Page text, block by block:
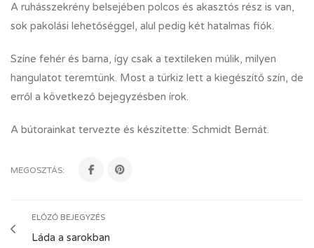
A ruhásszekrény belsejében polcos és akasztós rész is van,
sok pakolási lehetőséggel, alul pedig két hatalmas fiók.
Színe fehér és barna, így csak a textileken múlik, milyen
hangulatot teremtünk. Most a türkiz lett a kiegészítő szín, de
erről a következő bejegyzésben írok.
A bútorainkat tervezte és készítette: Schmidt Bernát.
MEGOSZTÁS:
ELŐZŐ BEJEGYZÉS
Láda a sarokban